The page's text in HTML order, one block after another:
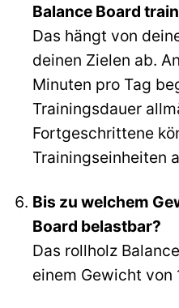
Balance Board
Das hängt von
deinen Zielen ab.
Minuten pro Tag
Trainingsdauer
Fortgeschrittene
Trainingseinheiten
Bis zu welchem
Board belastbar?
Das rollholz
einem Gewicht von